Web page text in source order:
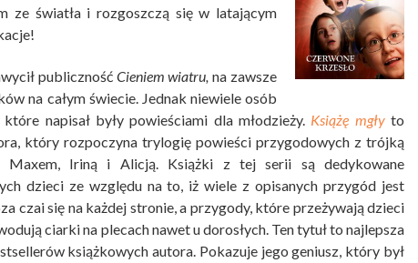
ze światła i rozgoszczą się w latającym
publiczność Cieniem wiatru, na zawsze
na całym świecie. Jednak niewiele osób
napisał były powieściami dla młodzieży. Książę mgłyto
który rozpoczyna trylogię powieści przygodowych z trójką
Maxem, Iriną i Alicją. Książki z tej serii są dedykowane
dzieci ze względu na to, iż wiele z opisanych przygód jest
czai się na każdej stronie, a przygody, które przeżywają dzieci
ciarki na plecach nawet u dorosłych. Ten tytuł to najlepsza
książkowych autora. Pokazuje jego geniusz, który był